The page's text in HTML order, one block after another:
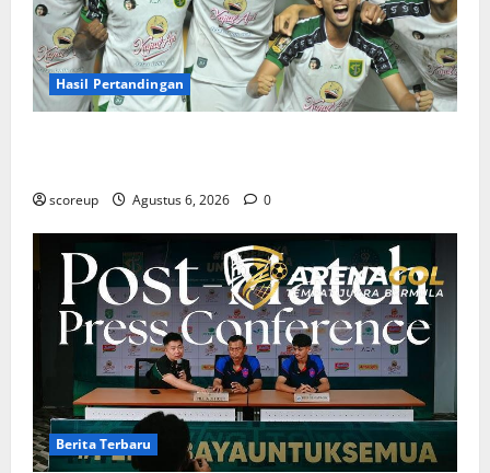
Hasil Pertandingan
scoreup Agustus 6, 2026 0
Berita Terbaru